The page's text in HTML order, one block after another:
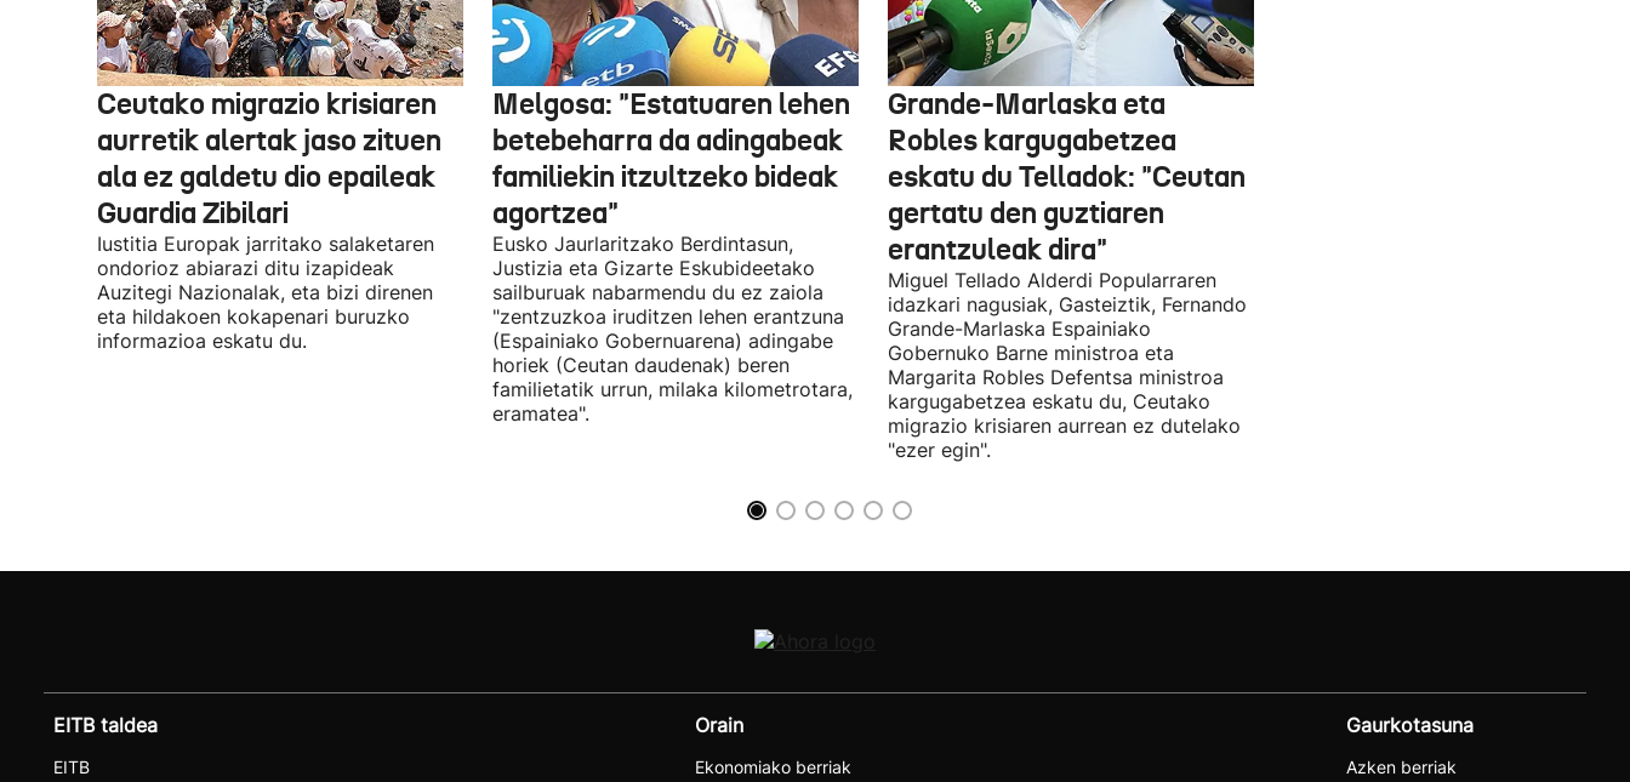
Ceutako migrazio krisiaren
aurretik alertak jaso zituen
ala ez galdetu dio epaileak
Guardia Zibilari
Iustitia Europak jarritako salaketaren
ondorioz abiarazi ditu izapideak
Auzitegi Nazionalak, eta bizi direnen
eta hildakoen kokapenari buruzko
informazioa eskatu du.
Melgosa: "Estatuaren lehen
betebeharra da adingabeak
familiekin itzultzeko bideak
agortzea"
Eusko Jaurlaritzako Berdintasun,
Justizia eta Gizarte Eskubideetako
sailburuak nabarmendu du ez zaiola
"zentzuzkoa iruditzen lehen erantzuna
(Espainiako Gobernuarena) adingabe
horiek (Ceutan daudenak) beren
familietatik urrun, milaka kilometrotara,
eramatea".
Grande-Marlaska eta
Robles kargugabetzea
eskatu du Telladok: "Ceutan
gertatu den guztiaren
erantzuleak dira"
Miguel Tellado Alderdi Popularraren
idazkari nagusiak, Gasteiztik, Fernando
Grande-Marlaska Espainiako
Gobernuko Barne ministroa eta
Margarita Robles Defentsa ministroa
kargugabetzea eskatu du, Ceutako
migrazio krisiaren aurrean ez dutelako
"ezer egin".
EITB taldea
EITB
Orain
Ekonomiako berriak
Gaurkotasuna
Azken berriak